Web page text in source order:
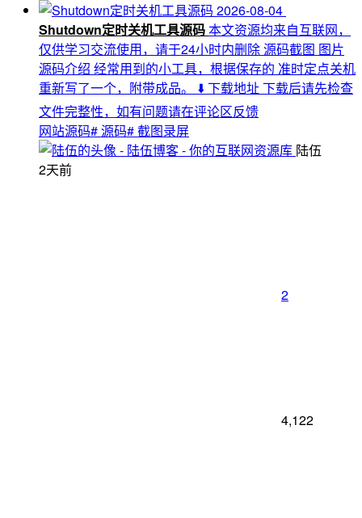
2026-08-04
Shutdown定时关机工具源码本文资源均来自互联网，
仅供学习交流使用，请于24小时内删除 源码截图 图片
源码介绍 经常用到的小工具，根据保存的 准时定点关机
重新写了一个，附带成品。 ⬇️ 下载地址 下载后请先检查
文件完整性，如有问题请在评论区反馈
网站源码# 源码# 截图录屏
陆伍
2天前
2
4,122